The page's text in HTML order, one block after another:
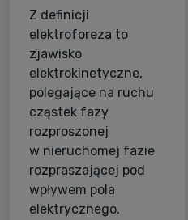
Z definicji
elektroforeza to
zjawisko
elektrokinetyczne,
polegające na ruchu
cząstek fazy
rozproszonej
w nieruchomej fazie
rozpraszającej pod
wpływem pola
elektrycznego.